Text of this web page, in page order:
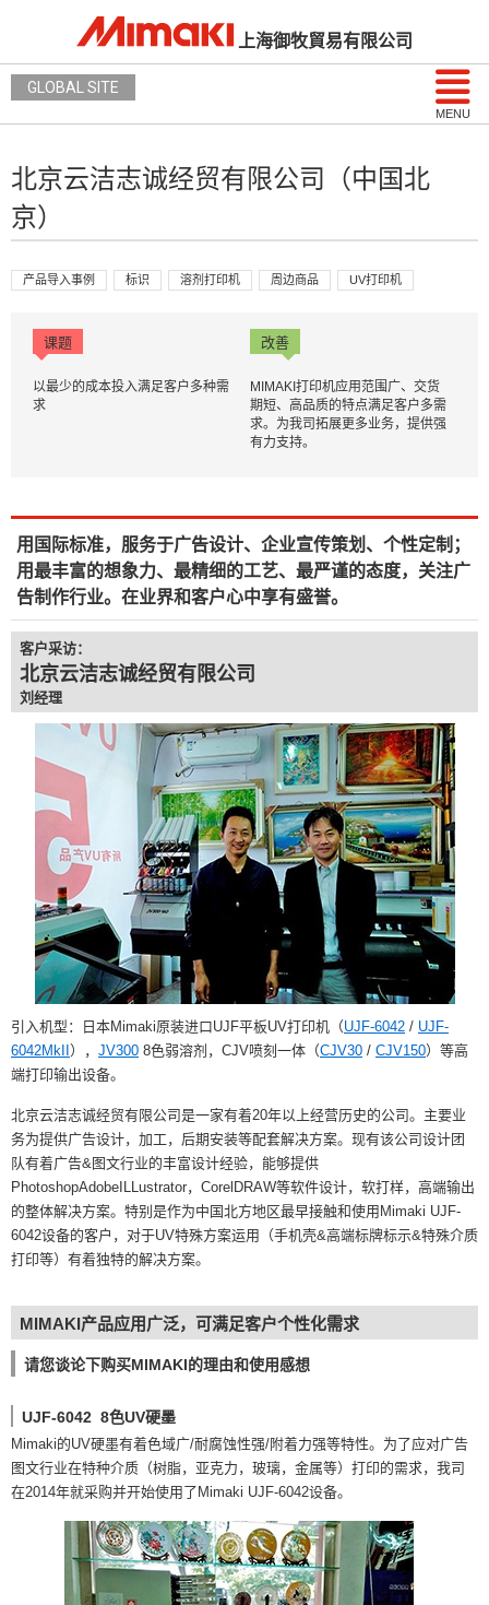
上海御牧貿易有限公司
MENU
GLOBAL SITE
北京云洁志诚经贸有限公司（中国北
京）
产品导入事例 标识 溶剂打印机 周边商品 UV打印机
课题 改善
以最少的成本投入满足客户多种需
求
MIMAKI打印机应用范围广、交货
期短、高品质的特点满足客户多需
求。为我司拓展更多业务，提供强
有力支持。
用国际标准，服务于广告设计、企业宣传策划、个性定制；
用最丰富的想象力、最精细的工艺、最严谨的态度，关注广
告制作行业。在业界和客户心中享有盛誉。
客户采访：
北京云洁志诚经贸有限公司
刘经理
引入机型：日本Mimaki原装进口UJF平板UV打印机（UJF-6042 / UJF-
6042MkII ）， JV300 8色弱溶剂，CJV喷刻一体（CJV30 / CJV150）等高
端打印输出设备。
北京云洁志诚经贸有限公司是一家有着20年以上经营历史的公司。主要业
务为提供广告设计，加工，后期安装等配套解决方案。现有该公司设计团
队有着广告&图文行业的丰富设计经验，能够提供
PhotoshopAdobeILLustrator，CorelDRAW等软件设计，软打样，高端输出
的整体解决方案。特别是作为中国北方地区最早接触和使用Mimaki UJF-
6042设备的客户，对于UV特殊方案运用（手机壳&高端标牌标示&特殊介质
打印等）有着独特的解决方案。
MIMAKI产品应用广泛，可满足客户个性化需求
请您谈论下购买MIMAKI的理由和使用感想
UJF-6042 8色UV硬墨
Mimaki的UV硬墨有着色域广/耐腐蚀性强/附着力强等特性。为了应对广告
图文行业在特种介质（树脂，亚克力，玻璃，金属等）打印的需求，我司
在2014年就采购并开始使用了Mimaki UJF-6042设备。